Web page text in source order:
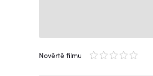
Novērtē filmu